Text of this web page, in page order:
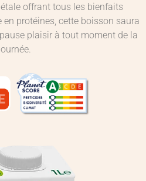
offrant tous les bienfaits
protéines, cette boisson saura
plaisir à tout moment de la